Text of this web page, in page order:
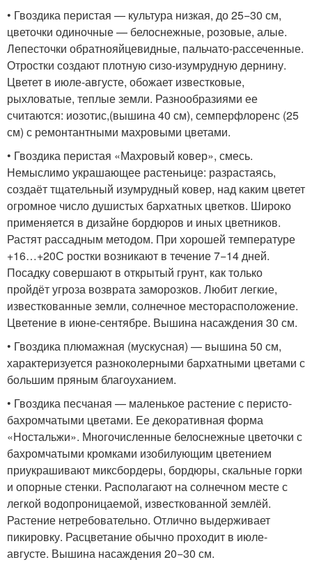
• Гвоздика перистая — культура низкая, до 25−30 см,
цветочки одиночные — белоснежные, розовые, алые.
Лепесточки обратнояйцевидные, пальчато-рассеченные.
Отростки создают плотную сизо-изумрудную дернину.
Цветет в июле-августе, обожает известковые,
рыхловатые, теплые земли. Разнообразиями ее
считаются: иозотис,(вышина 40 см), семперфлоренс (25
см) с ремонтантными махровыми цветами.
• Гвоздика перистая «Махровый ковер», смесь.
Немыслимо украшающее растеньице: разрастаясь,
создаёт тщательный изумрудный ковер, над каким цветет
огромное число душистых бархатных цветков. Широко
применяется в дизайне бордюров и иных цветников.
Растят рассадным методом. При хорошей температуре
+16…+20С ростки возникают в течение 7−14 дней.
Посадку совершают в открытый грунт, как только
пройдёт угроза возврата заморозков. Любит легкие,
известкованные земли, солнечное месторасположение.
Цветение в июне-сентябре. Вышина насаждения 30 см.
• Гвоздика плюмажная (мускусная) — вышина 50 см,
характеризуется разноколерными бархатными цветами с
большим пряным благоуханием.
• Гвоздика песчаная — маленькое растение с перисто-
бахромчатыми цветами. Ее декоративная форма
«Ностальжи». Многочисленные белоснежные цветочки с
бахромчатыми кромками изобилующим цветением
приукрашивают миксбордеры, бордюры, скальные горки
и опорные стенки. Располагают на солнечном месте с
легкой водопроницаемой, известкованной землёй.
Растение нетребовательно. Отлично выдерживает
пикировку. Расцветание обычно проходит в июле-
августе. Вышина насаждения 20−30 см.